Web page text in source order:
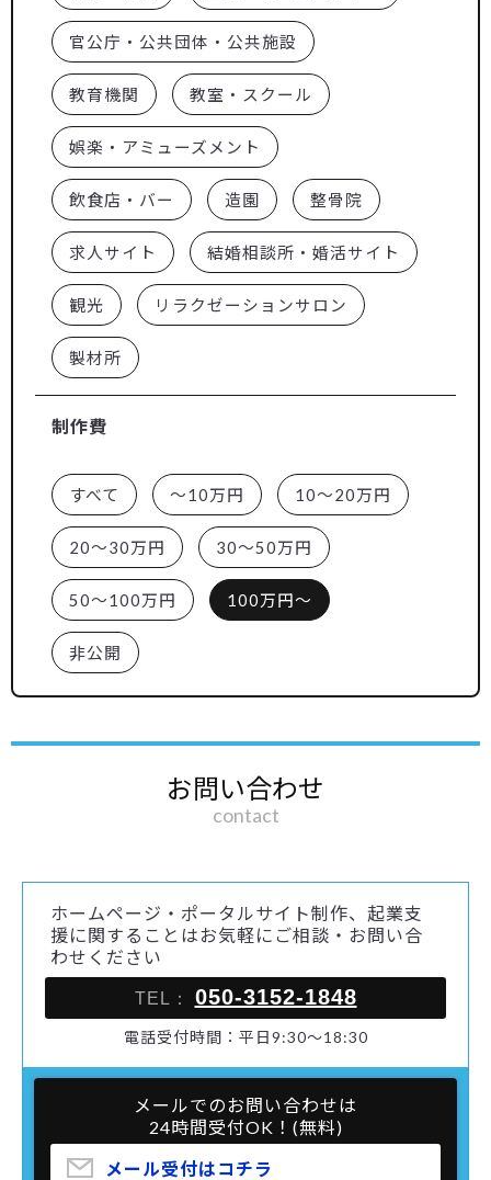
官公庁・公共団体・公共施設
教育機関 教室・スクール
娯楽・アミューズメント
飲食店・バー 造園 整骨院
求人サイト 結婚相談所・婚活サイト
観光 リラクゼーションサロン
製材所
制作費
すべて ～10万円 10～20万円
20～30万円 30～50万円
50～100万円 100万円～
非公開
お問い合わせ
contact
ホームページ・ポータルサイト制作、起業支
援に関することはお気軽にご相談・お問い合
わせください
TEL： 050-3152-1848
電話受付時間：平日9:30～18:30
メールでのお問い合わせは
24時間受付OK！(無料)
メール受付はコチラ